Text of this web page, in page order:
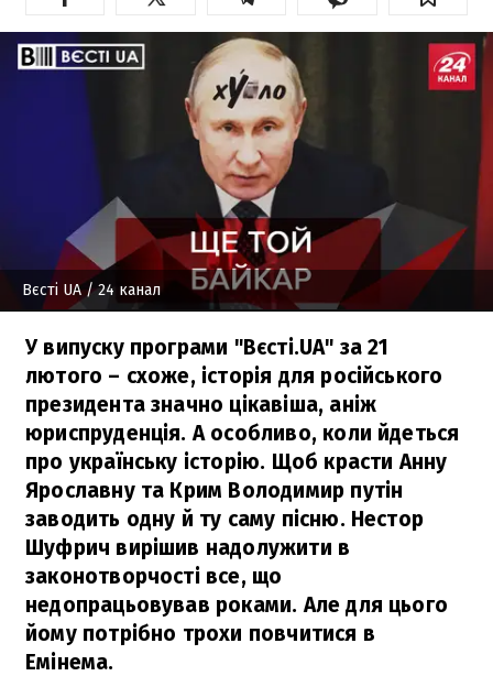
Вєсті UA/ 24 канал
У випуску програми "Вєсті.UA" за 21
лютого – схоже, історія для російського
президента значно цікавіша, аніж
юриспруденція. А особливо, коли йдеться
про українську історію. Щоб красти Анну
Ярославну та Крим Володимир путін
заводить одну й ту саму пісню. Нестор
Шуфрич вирішив надолужити в
законотворчості все, що
недопрацьовував роками. Але для цього
йому потрібно трохи повчитися в
Емінема.